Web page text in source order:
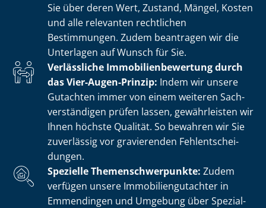
Sie über deren Wert, Zustand, Mängel, Kosten
und alle relevanten rechtlichen
Bestimmungen. Zudem beantragen wir die
Unterlagen auf Wunsch für Sie.
Verlässliche Im­mo­bi­li­en­be­wer­tung durch
das Vier-Augen-Prinzip: Indem wir unsere
Gutachten immer von einem weiteren Sach­
ver­stän­di­gen prüfen lassen, gewährleisten wir
Ihnen höchste Qualität. So bewahren wir Sie
zuverlässig vor gravierenden Fehl­ent­schei­
dun­gen.
Spezielle The­men­schwer­punk­te: Zudem
verfügen unsere Im­mo­bi­li­en­gut­ach­ter in
Emmendingen und Umgebung über Spe­zi­al­